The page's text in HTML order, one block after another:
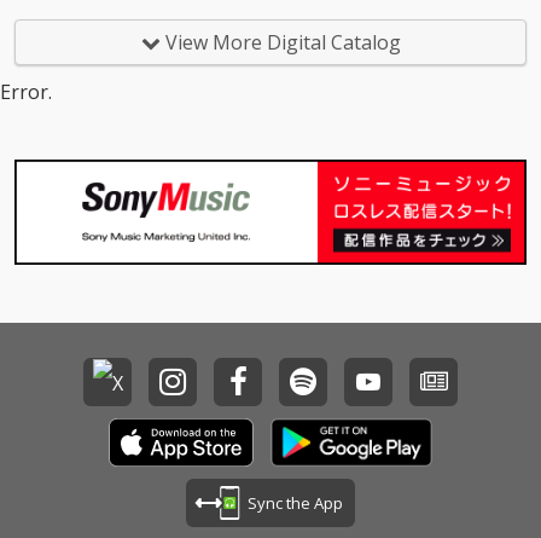
『ポケットモンスター
らないまま、それで
も」篇 TVCMソング
「New me」、 NHK
『YOASOBI18祭』テー
マソング「HEART BEA
て」、そして初めての
テレビ新・水10ドラマ
『もしもこの世が舞台
なら、楽屋はどこにあ
るのだろう』主題歌
「劇上」を収録。
AT」の英語バージョン
を収録。また、TVアニ
語版も収録されてい
る。
View More Digital Catalog
Error.
Sync the App